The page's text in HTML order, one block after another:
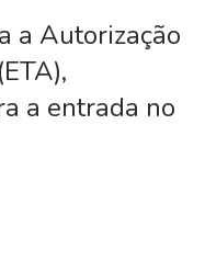
a Autorização
a entrada no